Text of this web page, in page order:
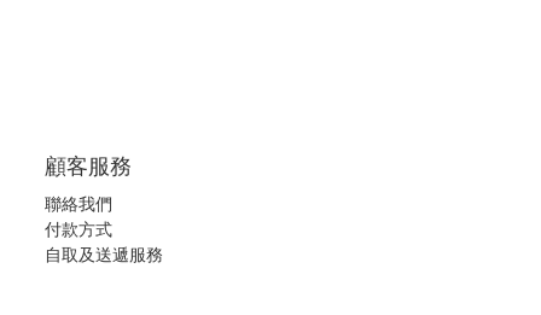
顧客服務
聯絡我們
付款方式
自取及送遞服務